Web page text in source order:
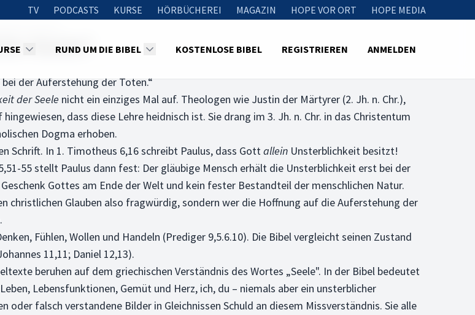
TV PODCASTS KURSE HÖRBÜCHEREI MAGAZIN HOPE VOR ORT HOPE MEDIA
RUND UM DIE BIBEL KOSTENLOSE BIBEL REGISTRIEREN ANMELDEN
Seele?
der Auferstehung der Toten.“
der Seele nicht ein einziges Mal auf. Theologen wie Justin der Märtyrer (2. Jh. n. Chr.),
dass diese Lehre heidnisch ist. Sie drang im 3. Jh. n. Chr. in das Christentum
Dogma erhoben.
Schrift. In 1. Timotheus 6,16 schreibt Paulus, dass Gottallein Unsterblichkeit besitzt!
55 stellt Paulus dann fest: Der gläubige Mensch erhält die Unsterblichkeit erst bei der
Gottes am Ende der Welt und kein fester Bestandteil der menschlichen Natur.
christlichen Glauben also fragwürdig, sondern wer die Hoffnung auf die Auferstehung der
Fühlen, Wollen und Handeln (Prediger 9,5.6.10). Die Bibel vergleicht seinen Zustand
11,11; Daniel 12,13).
beruhen auf dem griechischen Verständnis des Wortes „Seele". In der Bibel bedeutet
Lebensfunktionen, Gemüt und Herz, ich, du – niemals aber ein unsterblicher
oder falsch verstandene Bilder in Gleichnissen Schuld an diesem Missverständnis. Sie alle